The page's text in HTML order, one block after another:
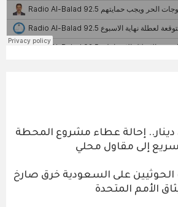
مليون دينار.. إحالة عطاء مشروع المحطة
إلى مقاول محلي
الحوثيين على السعودية خرق صارخ
الأمم المتحدة